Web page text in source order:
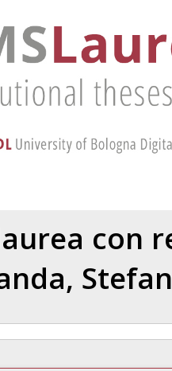
con